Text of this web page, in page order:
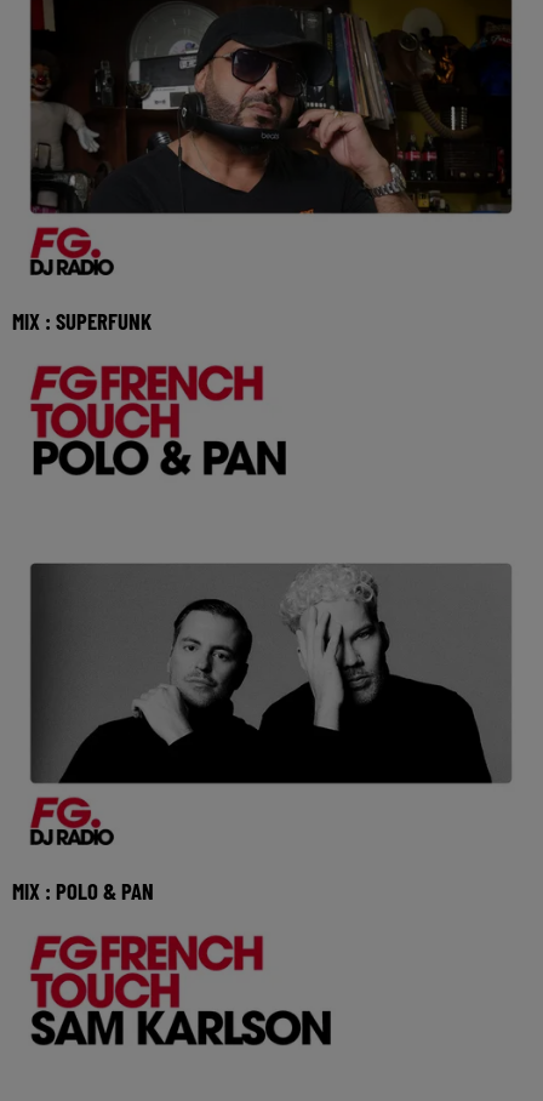
MIX : SUPERFUNK
04 aout 2026 🎧 Ecoutez Radio FG sur http://w
MIX : POLO & PAN
lundi 03 aout 2026 🎧 Ecoutez Radio FG sur h